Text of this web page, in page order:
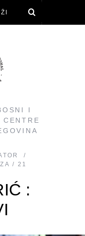
I
21
: